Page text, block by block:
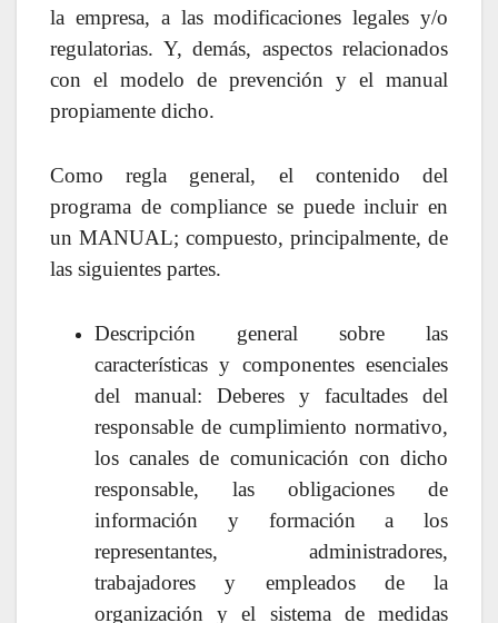
la empresa, a las modificaciones legales y/o
regulatorias. Y, demás, aspectos relacionados
con el modelo de prevención y el manual
propiamente dicho.
Como regla general, el contenido del
programa de compliance se puede incluir en
un MANUAL; compuesto, principalmente, de
las siguientes partes.
Descripción general sobre las
características y componentes esenciales
del manual: Deberes y facultades del
responsable de cumplimiento normativo,
los canales de comunicación con dicho
responsable, las obligaciones de
información y formación a los
representantes, administradores,
trabajadores y empleados de la
organización y el sistema de medidas